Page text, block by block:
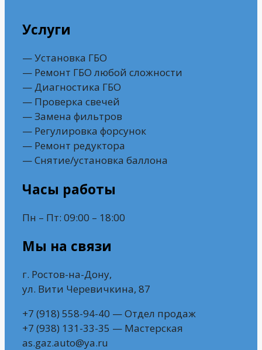
Услуги
— Установка ГБО
— Ремонт ГБО любой сложности
— Диагностика ГБО
— Проверка свечей
— Замена фильтров
— Регулировка форсунок
— Ремонт редуктора
— Снятие/установка баллона
Часы работы
Пн – Пт: 09:00 – 18:00
Мы на связи
г. Ростов-на-Дону,
ул. Вити Черевичкина, 87
+7 (918) 558-94-40 — Отдел продаж
+7 (938) 131-33-35 — Мастерская
as.gaz.auto@ya.ru